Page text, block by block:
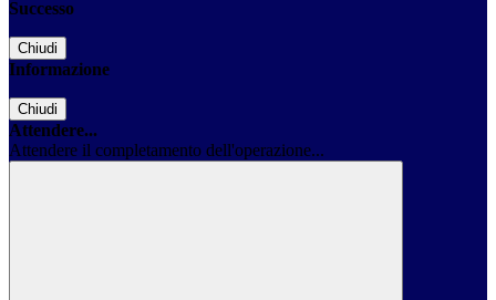
Successo
Chiudi
Informazione
Chiudi
Attendere...
Attendere il completamento dell'operazione...